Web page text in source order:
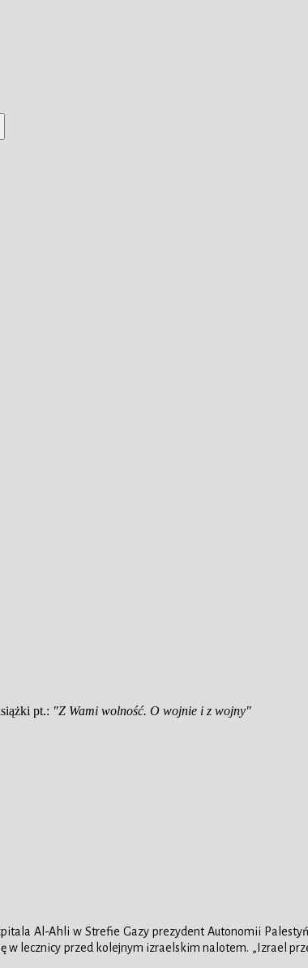
pt.: "Z Wami wolność. O wojnie i z wojny"
Al-Ahli w Strefie Gazy prezydent Autonomii
w lecznicy przed kolejnym izraelskim nalotem. „Izrael